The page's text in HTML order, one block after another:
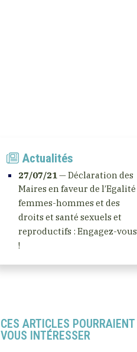
Actualités
27/07/21— Déclaration des
Maires en faveur de l’Egalité
femmes-hommes et des
droits et santé sexuels et
reproductifs : Engagez-vous
!
CES ARTICLES POURRAIENT
VOUS INTÉRESSER